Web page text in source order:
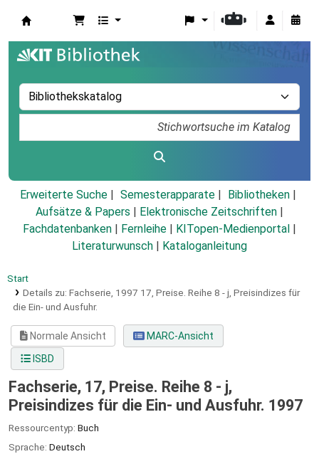
Erweiterte Suche Semesterapparate
Bibliotheken
Aufsätze & Papers
Elektronische Zeitschriften
Fachdatenbanken
Fernleihe KITopen-Medienportal
Literaturwunsch
Kataloganleitung
Start
Details zu: Fachserie, 1997 17, Preise. Reihe 8 - j, Preisindizes für
die Ein- und Ausfuhr.
Normale Ansicht
MARC-Ansicht
ISBD
Fachserie, 17, Preise. Reihe 8 - j,
Preisindizes für die Ein- und Ausfuhr. 1997
Ressourcentyp: Buch
Sprache: Deutsch